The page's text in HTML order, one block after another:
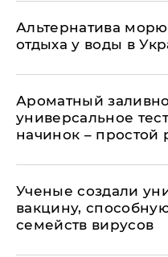
Альтернатива
отдыха у воды в
Ароматный
универсальное
начинок – простой
Ученые создали
вакцину,
семейств вирусов